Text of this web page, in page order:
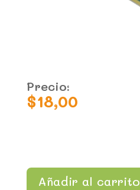
Precio:
$18,00
Añadir al carrito